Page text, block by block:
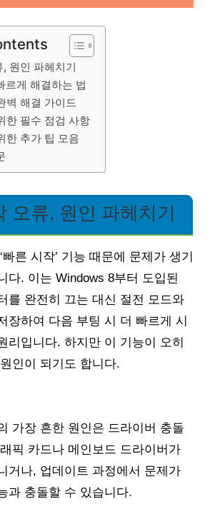
원인 파헤치기
르게 해결하는 법
벽 해결 가이드
한 필수 점검 사항
한 추가 팁 모음
오류, 원인 파헤치기
른 시작’ 기능 때문에 문제가 생기
다. 이는 Windows 8부터 도입된
를 완전히 끄는 대신 절전 모드와
장하여 다음 부팅 시 더 빠르게 시
리입니다. 하지만 이 기능이 오히
인이 되기도 합니다.
가장 흔한 원인은 드라이버 충돌
픽 카드나 메인보드 드라이버가
거나, 업데이트 과정에서 문제가
과 충돌할 수 있습니다.